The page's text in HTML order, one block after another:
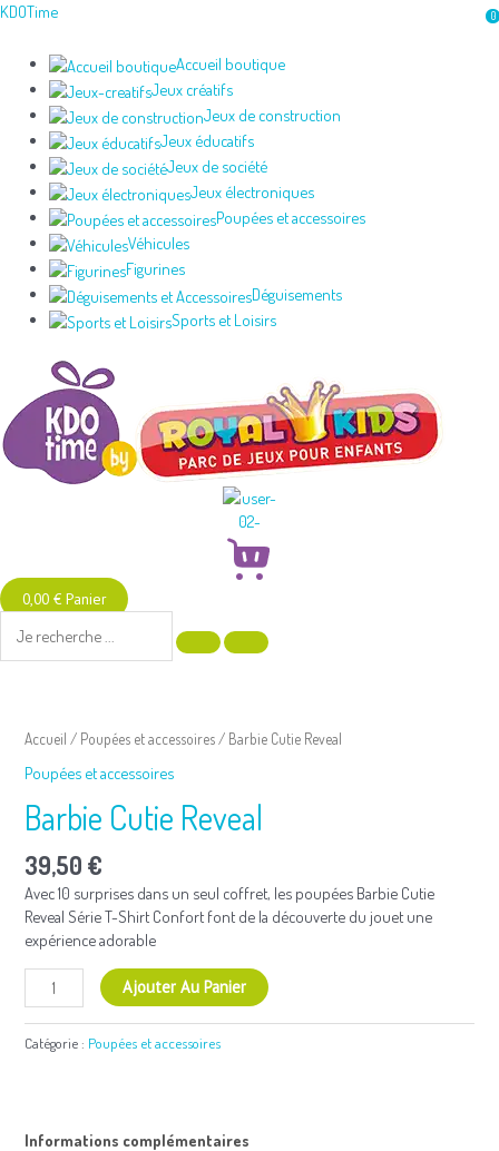
Aller
contenu
KDOTime
Accueil boutique
Jeux créatifs
Jeux de construction
Jeux éducatifs
Jeux de société
Jeux électroniques
Poupées et accessoires
Véhicules
Figurines
Déguisements
Sports et Loisirs
0
0,00 € Panier
Accueil / Poupées et accessoires/ Barbie Cutie Reveal
Poupées et accessoires
Barbie Cutie Reveal
39,50 €
Avec 10 surprises dans un seul coffret, les poupées Barbie Cutie
Reveal Série T-Shirt Confort font de la découverte du jouet une
expérience adorable
de
Barbie
Cutie
Ajouter Au Panier
Catégorie : Poupées et accessoires
Informations complémentaires